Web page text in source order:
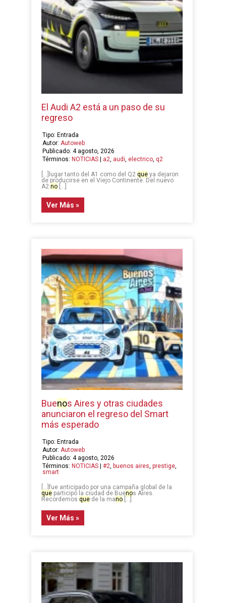
El Audi A2 está a un paso de su
regreso
Tipo: Entrada
Autor:Autoweb
Publicado: 4 agosto, 2026
Términos: NOTICIAS a2, audi, electrico, q2
[…]lugar tanto del A1 como del Q2que ya dejaron
de producirse en el Viejo Continente. Del nuevo
A2no […]
Ver Más »
Buenos Aires y otras ciudades
anunciaron el regreso del Smart
más esperado
Tipo: Entrada
Autor:Autoweb
Publicado: 4 agosto, 2026
Términos: NOTICIAS |#2, buenos aires,prestige,
smart
[…]fue anticipado por una campaña global de la
que participó la ciudad de Buenos Aires.
Recordemosque de la mano […]
Ver Más »